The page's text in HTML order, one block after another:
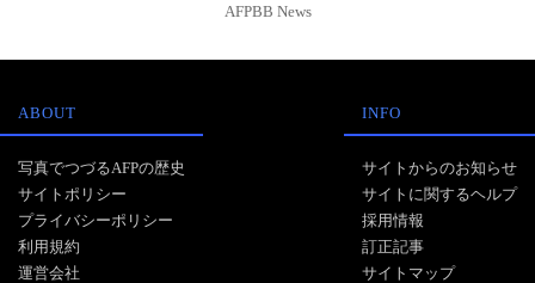
AFPBB News
ABOUT
写真でつづるAFPの歴史
サイトポリシー
プライバシーポリシー
利用規約
運営会社
INFO
サイトからのお知らせ
サイトに関するヘルプ
採用情報
訂正記事
サイトマップ